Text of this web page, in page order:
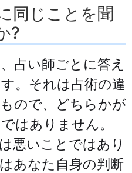
同じことを聞
?
占い師ごとに答え
。それは占術の違
ので、どちらかが
はありません。
悪いことではあり
あなた自身の判断